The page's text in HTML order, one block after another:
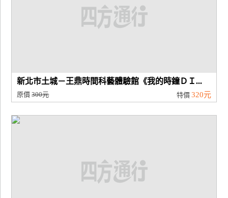
新北市土城－王鼎時間科藝體驗館《我的時鐘ＤＩ...
原價300元 特價 320元